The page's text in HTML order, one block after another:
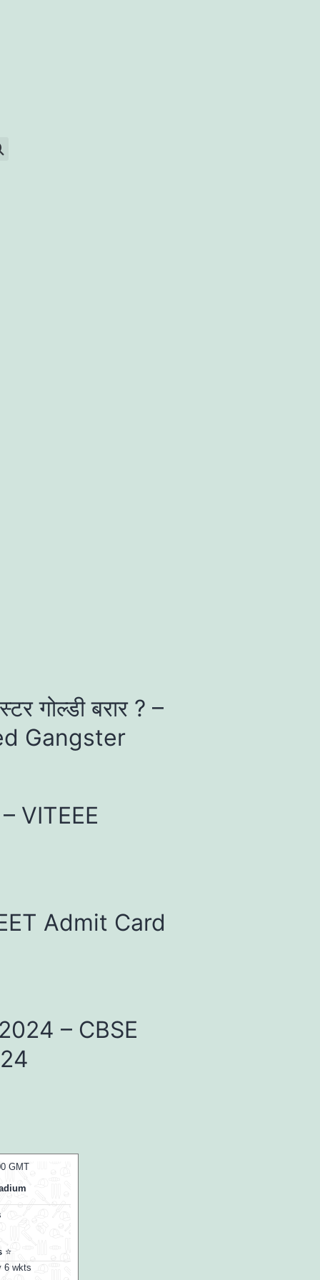
गोल्डी बरार ? –
Gangster
– VITEEE
Admit Card
2024 – CBSE
GMT
⭐
6 wkts